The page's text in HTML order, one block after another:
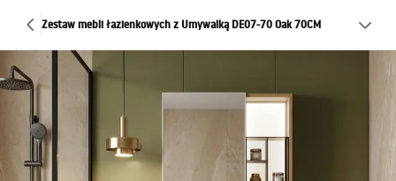
Zestaw mebli łazienkowych z Umywalką DE07-70 Oak 70CM